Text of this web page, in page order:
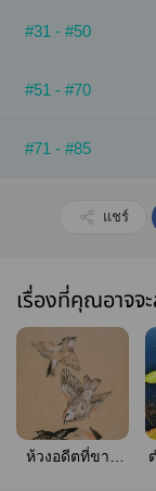
#31 - #50
#51 - #70
#71 - #85
แชร์
เรื่องที่คุณอาจจ
ห้วงอดีตที่ขาด